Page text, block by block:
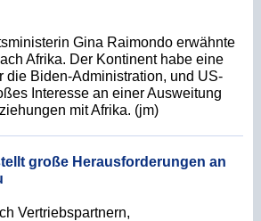
Gina Raimondo erwähnte
Afrika. Der Kontinent habe eine
die Biden-Administration, und US-
Interesse an einer Ausweitung
mit Afrika. (jm)
große Herausforderungen an
Vertriebspartnern,